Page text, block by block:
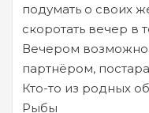
подумать о своих
скоротать вечер в
Вечером
партнёром,
Кто-то из родных
Рыбы